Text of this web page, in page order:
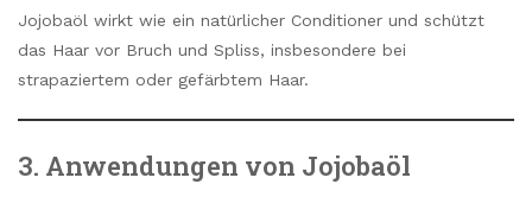
Jojobaöl wirkt wie ein natürlicher Conditioner und schützt
das Haar vor Bruch und Spliss, insbesondere bei
strapaziertem oder gefärbtem Haar.
3. Anwendungen von Jojobaöl